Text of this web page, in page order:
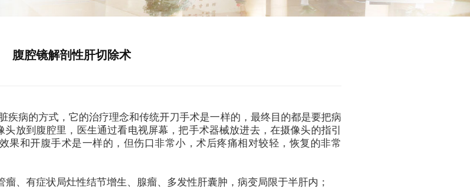
腹腔镜解剖性肝切除术
疾病的方式，它的治疗理念和传统开刀手术是一样的，最终目的都是要把病
放到腹腔里，医生通过看电视屏幕，把手术器械放进去，在摄像头的指引
果和开腹手术是一样的，但伤口非常小，术后疼痛相对较轻，恢复的非常
、有症状局灶性结节增生、腺瘤、多发性肝囊肿，病变局限于半肝内；